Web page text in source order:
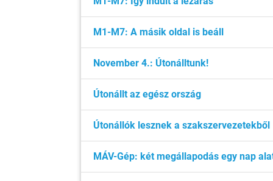
M1-M7: A másik oldal is beáll
November 4.: Útonálltunk!
Útonállt az egész ország
Útonállók lesznek a szakszervezetekből
MÁV-Gép: két megállapodás egy nap